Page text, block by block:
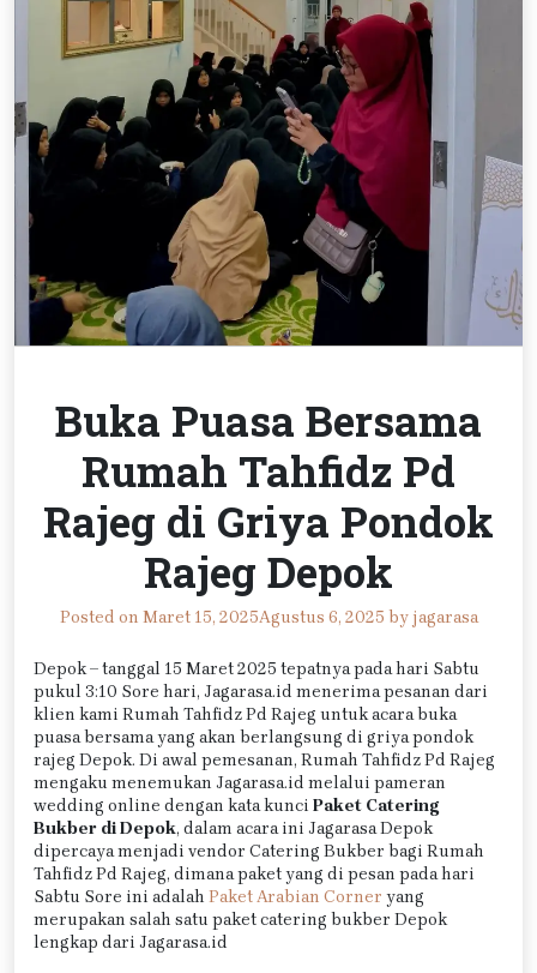
Buka Puasa Bersama
Rumah Tahfidz Pd
Rajeg di Griya Pondok
Rajeg Depok
Posted on Maret 15, 2025Agustus 6, 2025 by jagarasa
Depok – tanggal 15 Maret 2025 tepatnya pada hari Sabtu
pukul 3:10 Sore hari, Jagarasa.id menerima pesanan dari
klien kami Rumah Tahfidz Pd Rajeg untuk acara buka
puasa bersama yang akan berlangsung di griya pondok
rajeg Depok. Di awal pemesanan, Rumah Tahfidz Pd Rajeg
mengaku menemukan Jagarasa.id melalui pameran
wedding online dengan kata kunci Paket Catering
Bukber di Depok, dalam acara ini Jagarasa Depok
dipercaya menjadi vendor Catering Bukber bagi Rumah
Tahfidz Pd Rajeg, dimana paket yang di pesan pada hari
Sabtu Sore ini adalah Paket Arabian Corner yang
merupakan salah satu paket catering bukber Depok
lengkap dari Jagarasa.id